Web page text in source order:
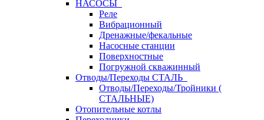
НАСОСЫ
Реле
Вибрационный
Дренажные/фекальные
Насосные станции
Поверхностные
Погружной скважинный
Отводы/Переходы СТАЛЬ
Отводы/Переходы/Тройники (
СТАЛЬНЫЕ)
Отопительные котлы